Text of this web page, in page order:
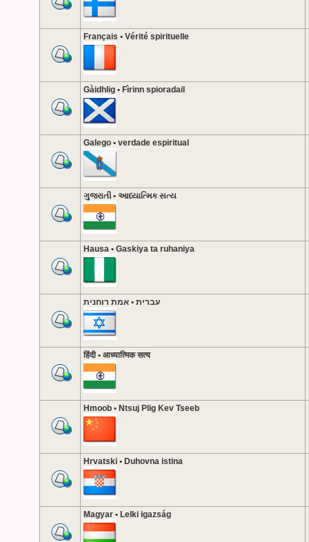
Français • Vérité spirituelle
Gàidhlig • Fìrinn spioradail
Galego • verdade espiritual
ગુજરાતી • આધ્યાત્મિક સત્ય
Hausa • Gaskiya ta ruhaniya
עברית • אמת רוחנית
हिंदी • आध्यात्मिक सत्य
Hmoob • Ntsuj Plig Kev Tseeb
Hrvatski • Duhovna istina
Magyar • Lelki igazság